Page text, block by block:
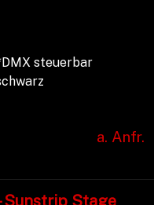
steuerbar
a. Anfr.